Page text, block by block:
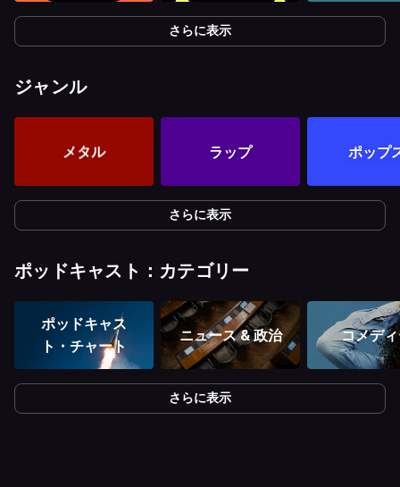
さらに表示
ジャンル
メタル ラップ ポップ
さらに表示
ポッドキャスト：カテゴリー
ポッドキャス
ト・チャート
ニュース & 政治 コメデ
さらに表示